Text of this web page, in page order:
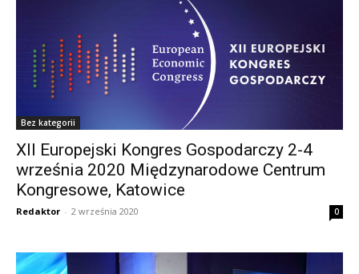
Bez kategorii
XII Europejski Kongres Gospodarczy 2-4
września 2020 Międzynarodowe Centrum
Kongresowe, Katowice
Redaktor - 2 września 2020 0